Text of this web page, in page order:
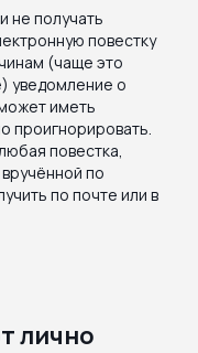
не получать
повестку
(чаще это
уведомление о
иметь
проигнорировать.
повестка,
по
по почте или в
лично